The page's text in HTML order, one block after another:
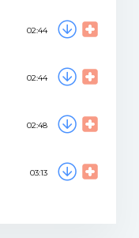
02:44
02:44
02:48
03:13